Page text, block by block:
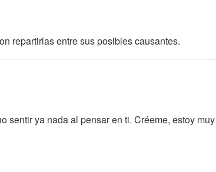
repartirlas entre sus posibles causantes.
sentir ya nada al pensar en ti. Créeme, estoy muy